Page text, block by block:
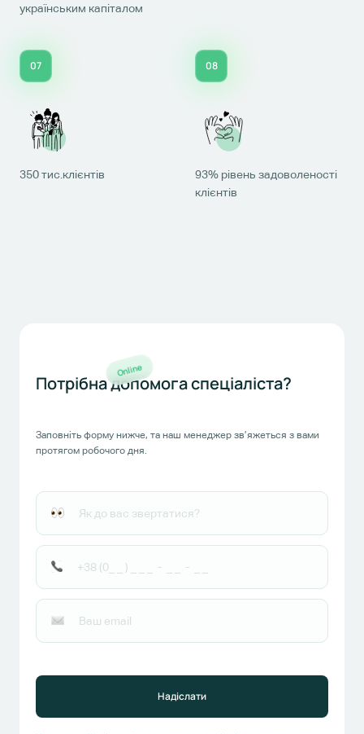
українським капіталом
07
350 тис.клієнтів
08
93% рівень задоволеності
клієнтів
Потрібна допомога спеціаліста?
Online
Заповніть форму нижче, та наш менеджер зв’яжеться з вами
протягом робочого дня.
Надіслати